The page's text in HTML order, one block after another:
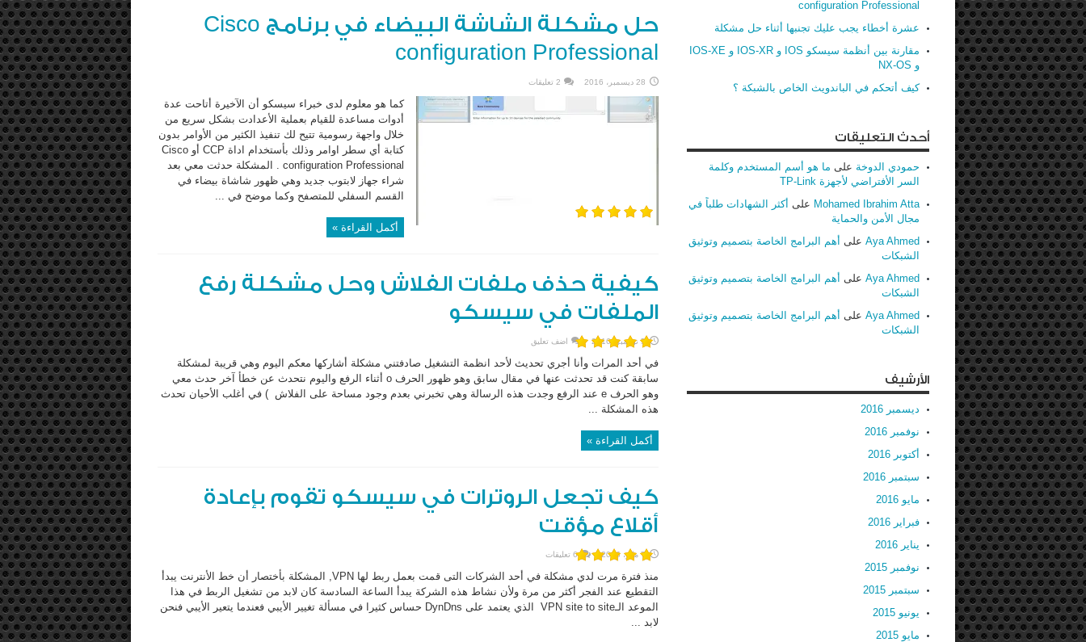
حل مشكلة الشاشة البيضاء في برنامج Cisco
configuration Professional
28 ديسمبر، 2016 2 تعليقات
كما هو معلوم لدى خبراء سيسكو أن الآخيرة أتاحت عدة
أدوات مساعدة للقيام بعملية الأعدادت بشكل سريع من
خلال واجهة رسومية تتيح لك تنفيذ الكثير من الأوامر بدون
كتابة أي سطر اوامر وذلك بأستخدام اداة CCP أو Cisco
configuration Professional . المشكلة حدثت معي بعد
شراء جهاز لابتوب جديد وهي ظهور شاشاة بيضاء في
القسم السفلي للمتصفح وكما موضح في ...
أكمل القراءة »
كيفية حذف ملفات الفلاش وحل مشكلة رفع
الملفات في سيسكو
5 نوفمبر، 2016 اضف تعليق
في أحد المرات وأنا أجري تحديث لأحد انظمة التشغيل صادفتني مشكلة أشاركها معكم اليوم وهي قريبة لمشكلة
سابقة كنت قد تحدثت عنها في مقال سابق وهو ظهور الحرف o أثناء الرفع واليوم نتحدث عن خطأ آخر حدث معي
وهو الحرف e عند الرفع وجدت هذه الرسالة وهي تخبرني بعدم وجود مساحة على الفلاش ) في أغلب الأحيان تحدث
هذه المشكلة ...
أكمل القراءة »
كيف تجعل الروترات في سيسكو تقوم بإعادة
أقلاع مؤقت
7 مايو، 2016 6 تعليقات
منذ فترة مرت لدي مشكلة في أحد الشركات التى قمت بعمل ربط لها VPN, المشكلة بأختصار أن خط الأنترنت يبدأ
التقطيع عند الفجر أكثر من مرة ولأن نشاط هذه الشركة يبدأ الساعة السادسة كان لابد من تشغيل الربط في هذا
الموعد الـVPN site to site الذي يعتمد على DynDns حساس كثيرا في مسألة تغيير الأيبي فعندما يتعير الأيبي فنحن
لابد ...
configuration Professional
عشرة أخطاء يجب عليك تجنبها أثناء حل مشكلة
مقارنة بين أنظمة سيسكو IOS و IOS-XR و IOS-XE
و NX-OS
كيف أتحكم في الباندويث الخاص بالشبكة ؟
أحدث التعليقات
حمودي الدوخة على ما هو أسم المستخدم وكلمة
السر الأفتراضي لأجهزة TP-Link
Mohamed Ibrahim Atta على أكثر الشهادات طلباً في
مجال الأمن والحماية
Aya Ahmed على أهم البرامج الخاصة بتصميم وتوثيق
الشبكات
Aya Ahmed على أهم البرامج الخاصة بتصميم وتوثيق
الشبكات
Aya Ahmed على أهم البرامج الخاصة بتصميم وتوثيق
الشبكات
الأرشيف
ديسمبر 2016
نوفمبر 2016
أكتوبر 2016
سبتمبر 2016
مايو 2016
فبراير 2016
يناير 2016
نوفمبر 2015
سبتمبر 2015
يونيو 2015
مايو 2015